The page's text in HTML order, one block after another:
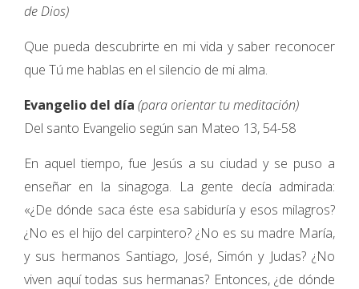
de Dios)
Que pueda descubrirte en mi vida y saber reconocer
que Tú me hablas en el silencio de mi alma.
Evangelio del día (para orientar tu meditación)
Del santo Evangelio según san Mateo 13, 54-58
En aquel tiempo, fue Jesús a su ciudad y se puso a
enseñar en la sinagoga. La gente decía admirada:
«¿De dónde saca éste esa sabiduría y esos milagros?
¿No es el hijo del carpintero? ¿No es su madre María,
y sus hermanos Santiago, José, Simón y Judas? ¿No
viven aquí todas sus hermanas? Entonces, ¿de dónde